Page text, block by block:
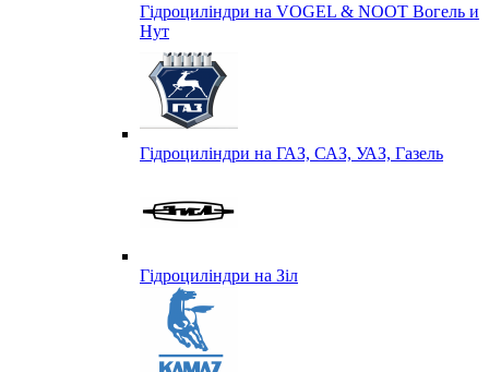
Гідроциліндри на VOGEL & NOOT Вогель и
Нут
Гідроциліндри на ГАЗ, САЗ, УАЗ, Газель
Гідроциліндри на Зіл